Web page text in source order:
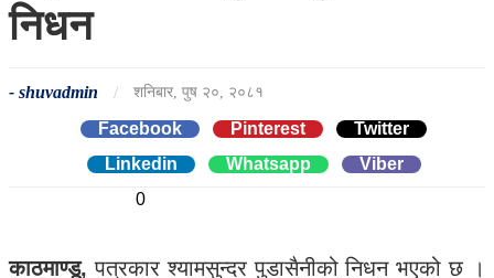
निधन
- shuvadmin / शनिबार, पुष २०, २०८१
Facebook
0
Pinterest
0
Twitter
Linkedin
0
Whatsapp Viber
काठमाण्डू,पत्रकार श्यामसुन्दर पुडासैनीको निधन भएको छ ।